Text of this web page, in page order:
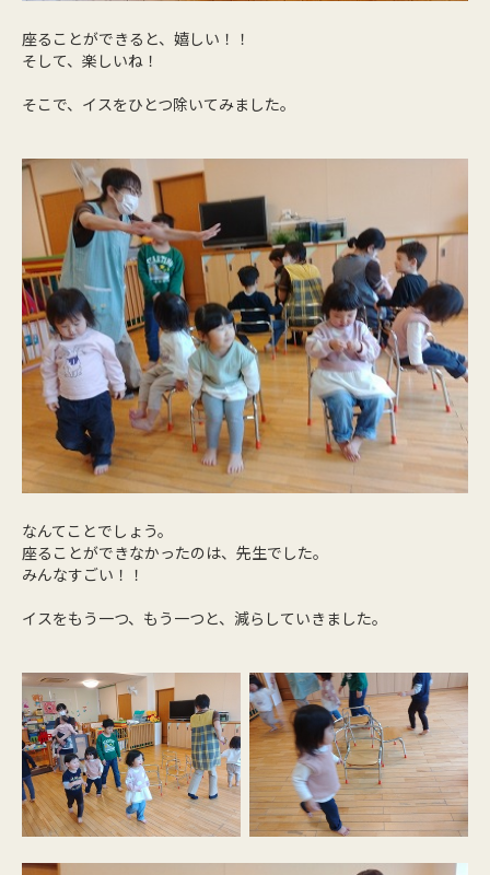
座ることができると、嬉しい！！
そして、楽しいね！
そこで、イスをひとつ除いてみました。
なんてことでしょう。
座ることができなかったのは、先生でした。
みんなすごい！！
イスをもう一つ、もう一つと、減らしていきました。